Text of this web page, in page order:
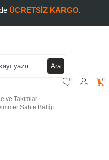
ÜCRETSİZ KARGO.
Ara
0 0
ve Takımlar
Sahte Balığı